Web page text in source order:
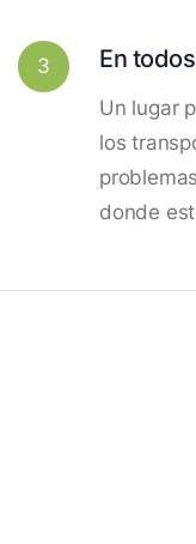
3 En
Un lugar
los
donde